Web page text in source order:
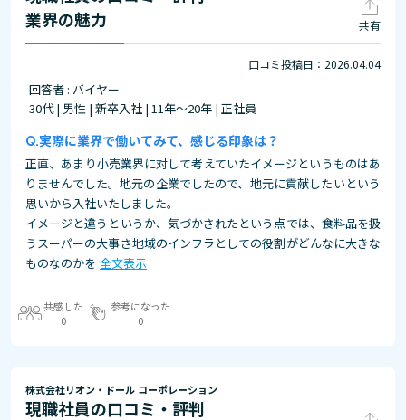
業界の魅力
共有
口コミ投稿日：2026.04.04
回答者 : バイヤー
30代 | 男性 | 新卒入社 | 11年～20年 | 正社員
実際に業界で働いてみて、感じる印象は？
正直、あまり小売業界に対して考えていたイメージというものはあ
りませんでした。地元の企業でしたので、地元に貢献したいという
思いから入社いたしました。
イメージと違うというか、気づかされたという点では、食料品を扱
うスーパーの大事さ地域のインフラとしての役割がどんなに大きな
ものなのかを 全文表示
共感した
0
参考になった
0
株式会社リオン・ドール コーポレーション
現職社員の口コミ・評判